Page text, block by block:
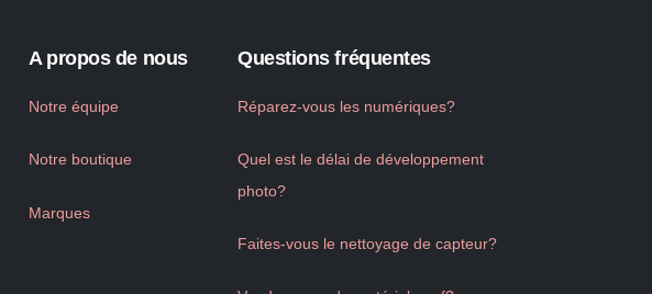
A propos de nous
Notre équipe
Notre boutique
Marques
Questions fréquentes
Réparez-vous les numériques?
Quel est le délai de développement
photo?
Faites-vous le nettoyage de capteur?